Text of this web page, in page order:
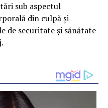
sub aspectul
din culpă și
de securitate și sănătate